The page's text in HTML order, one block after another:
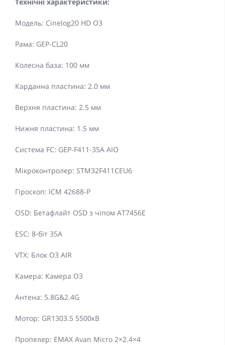
Технічні характеристики:
Модель: Cinelog20 HD O3
Рама: GEP-CL20
Колесна база: 100 мм
Карданна пластина: 2.0 мм
Верхня пластина: 2.5 мм
Нижня пластина: 1.5 мм
Система FC: GEP-F411-35A AIO
Мікроконтролер: STM32F411CEU6
Гіроскоп: ICM 42688-P
OSD: Бетафлайт OSD з чіпом AT7456E
ESC: 8-біт 35A
VTX: Блок O3 AIR
Камера: Камера O3
Антена: 5.8G&2.4G
Мотор: GR1303.5 5500кВ
Пропелер: EMAX Avan Micro 2×2.4×4